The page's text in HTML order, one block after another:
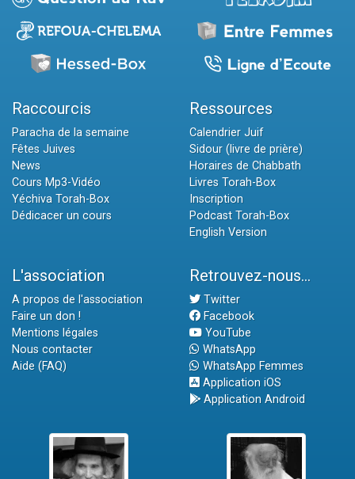
Raccourcis
Paracha de la semaine
Fêtes Juives
News
Cours Mp3-Vidéo
Yéchiva Torah-Box
Dédicacer un cours
Ressources
Calendrier Juif
Sidour (livre de prière)
Horaires de Chabbath
Livres Torah-Box
Inscription
Podcast Torah-Box
English Version
L'association
A propos de l'association
Faire un don !
Mentions légales
Nous contacter
Aide (FAQ)
Retrouvez-nous...
Twitter
Facebook
YouTube
WhatsApp
WhatsApp Femmes
Application iOS
Application Android